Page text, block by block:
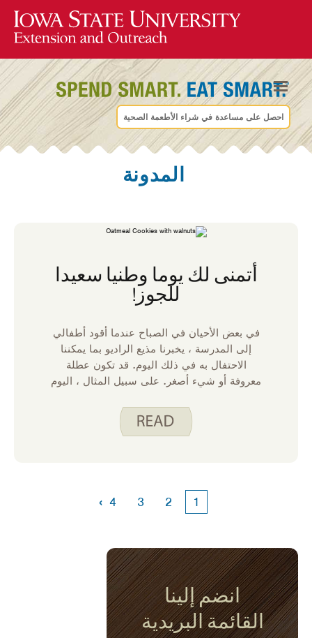
احصل على مساعدة في شراء الأطعمة الصحية
المدونة
أتمنى لك يوما وطنيا سعيدا
للجوز!
في بعض الأحيان في الصباح عندما أقود أطفالي
إلى المدرسة ، يخبرنا مذيع الراديو بما يمكننا
الاحتفال به في ذلك اليوم. قد تكون عطلة
معروفة أو شيء أصغر. على سبيل المثال ، اليوم
الوطني للخبز المحمص ، واليوم الوطني لكوكتيل
الفاكهة. نسميها “يوم اليوم” ونشعر بالحماس
1
2
3
4
›
انضم إلينا
القائمة البريدية